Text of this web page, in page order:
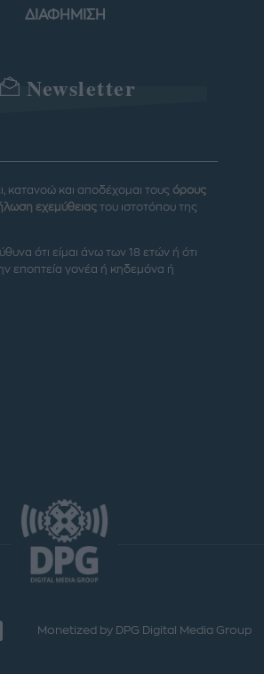
ΔΙΑΦΗΜΙΣΗ
Newsletter
κατανοώ και αποδέχομαι τους όρους
εχεμύθειας του ιστοτόπου της
ότι είμαι άνω των 18 ετών ή ότι
εποπτεία γονέα ή κηδεμόνα ή
Monetized by DPG Digital Media Group